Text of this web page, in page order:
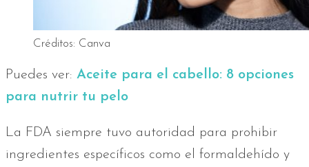
Créditos: Canva
Puedes ver: Aceite para el cabello: 8 opciones
para nutrir tu pelo
La FDA siempre tuvo autoridad para prohibir
ingredientes específicos como el formaldehído y